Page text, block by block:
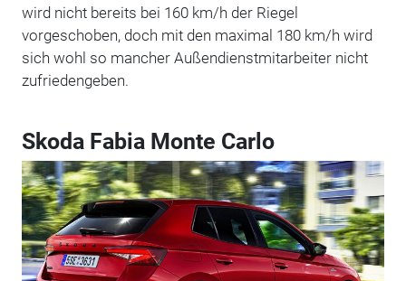
wird nicht bereits bei 160 km/h der Riegel
vorgeschoben, doch mit den maximal 180 km/h wird
sich wohl so mancher Außendienstmitarbeiter nicht
zufriedengeben.
Skoda Fabia Monte Carlo